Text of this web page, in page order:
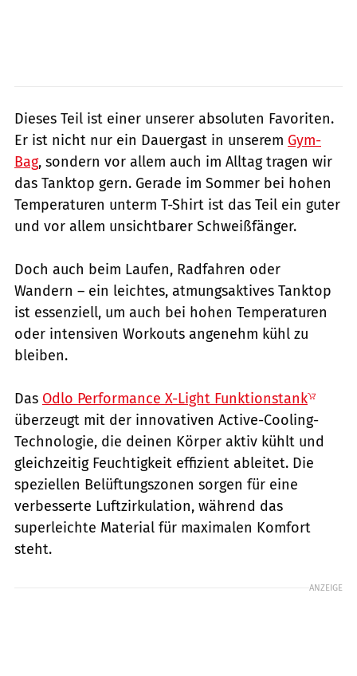
Dieses Teil ist einer unserer absoluten Favoriten.
Er ist nicht nur ein Dauergast in unserem Gym-
Bag, sondern vor allem auch im Alltag tragen wir
das Tanktop gern. Gerade im Sommer bei hohen
Temperaturen unterm T-Shirt ist das Teil ein guter
und vor allem unsichtbarer Schweißfänger.
Doch auch beim Laufen, Radfahren oder
Wandern – ein leichtes, atmungsaktives Tanktop
ist essenziell, um auch bei hohen Temperaturen
oder intensiven Workouts angenehm kühl zu
bleiben.
Das Odlo Performance X-Light Funktionstank
überzeugt mit der innovativen Active-Cooling-
Technologie, die deinen Körper aktiv kühlt und
gleichzeitig Feuchtigkeit effizient ableitet. Die
speziellen Belüftungszonen sorgen für eine
verbesserte Luftzirkulation, während das
superleichte Material für maximalen Komfort
steht.
ANZEIGE